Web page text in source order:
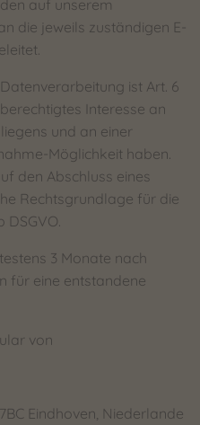
auf unserem
die jeweils zuständigen E-
ist Art. 6
Interesse an
und an einer
Möglichkeit haben.
den Abschluss eines
Rechtsgrundlage für die
DSGVO.
3 Monate nach
für eine entstandene
von
Eindhoven, Niederlande